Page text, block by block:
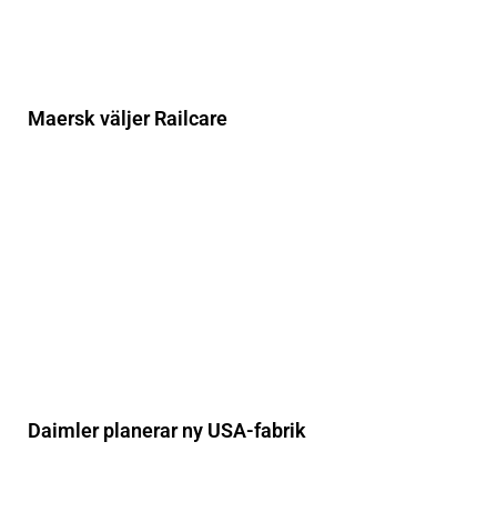
Maersk väljer Railcare
Daimler planerar ny USA-fabrik